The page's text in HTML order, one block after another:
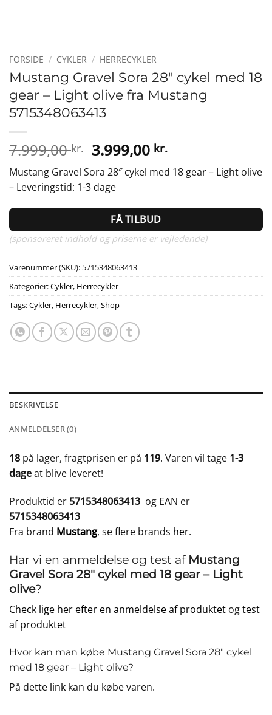
FORSIDE / CYKLER / HERRECYKLER
Mustang Gravel Sora 28″ cykel med 18
gear – Light olive fra Mustang
5715348063413
7.999,00kr. Den
oprindelige
pris
var:
7.999,00 kr..
3.999,00 kr.Den
aktuelle
pris
3.999,00 kr..
Mustang Gravel Sora 28″ cykel med 18 gear – Light olive
– Leveringstid: 1-3 dage
FÅ TILBUD
(sponsoreret indhold og priserne er vejledende)
Varenummer (SKU): 5715348063413
Kategorier:Cykler, Herrecykler
Tags:Cykler, Herrecykler,Shop
BESKRIVELSE
ANMELDELSER (0)
18 på lager, fragtprisen er på 119. Varen vil tage 1-3
dageat blive leveret!
Produktid er 5715348063413 og EAN er
5715348063413
Fra brand Mustang, se flere brands her.
Har vi en anmeldelse og test af Mustang
Gravel Sora 28″ cykel med 18 gear – Light
olive?
Check lige her efter en anmeldelse af produktet ogtest
af produktet
Hvor kan man købe Mustang Gravel Sora 28″ cykel
med 18 gear – Light olive?
På dette link kan du købe varen.